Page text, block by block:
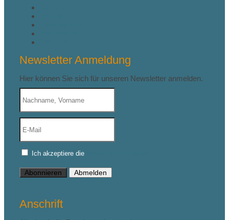
Newsletter Anmeldung
Hier können Sie sich für unseren Newsletter anmelden.
Ich akzeptiere die
Abonnieren Abmelden
Anschrift